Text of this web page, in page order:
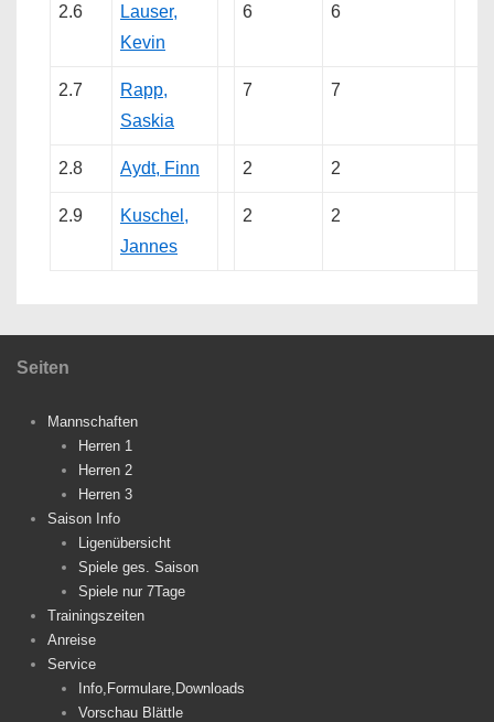
2.6
Lauser,
Kevin
6 6
2.7
Rapp,
Saskia
7 7
2.8 Aydt, Finn 2 2
2.9
Kuschel,
Jannes
2 2
Seiten
Mannschaften
Herren 1
Herren 2
Herren 3
Saison Info
Ligenübersicht
Spiele ges. Saison
Spiele nur 7Tage
Trainingszeiten
Anreise
Service
Info,Formulare,Downloads
Vorschau Blättle